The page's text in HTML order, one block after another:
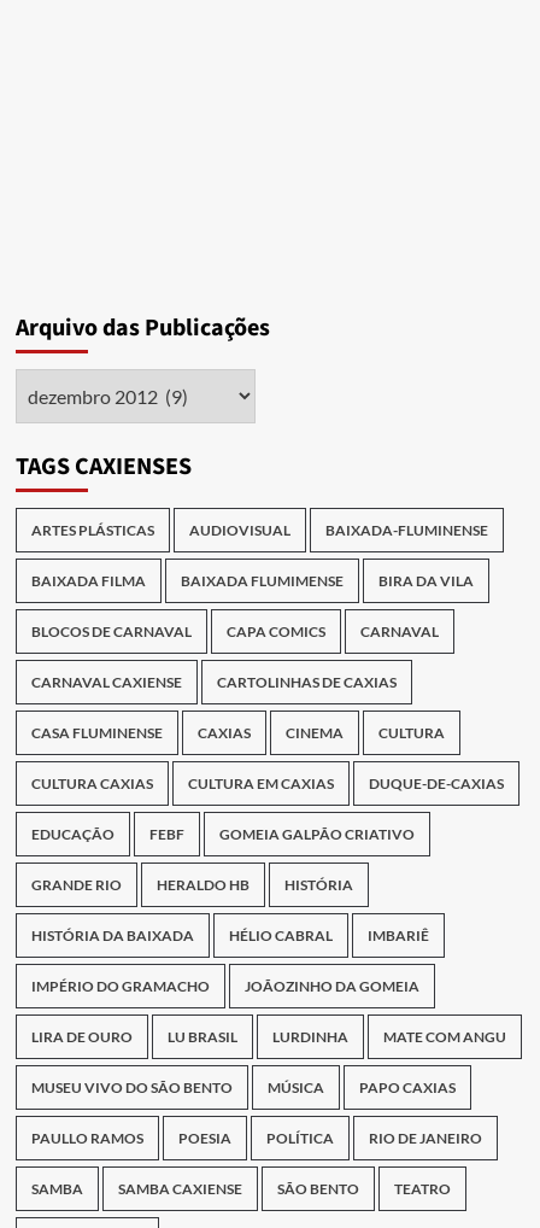
Arquivo das Publicações
TAGS CAXIENSES
ARTES PLÁSTICAS AUDIOVISUAL BAIXADA-FLUMINENSE
BAIXADA FILMA BAIXADA FLUMIMENSE BIRA DA VILA
BLOCOS DE CARNAVAL CAPA COMICS CARNAVAL
CARNAVAL CAXIENSE CARTOLINHAS DE CAXIAS
CASA FLUMINENSE CAXIAS CINEMA CULTURA
CULTURA CAXIAS CULTURA EM CAXIAS DUQUE-DE-CAXIAS
EDUCAÇÃO FEBF GOMEIA GALPÃO CRIATIVO
GRANDE RIO HERALDO HB HISTÓRIA
HISTÓRIA DA BAIXADA HÉLIO CABRAL IMBARIÊ
IMPÉRIO DO GRAMACHO JOÃOZINHO DA GOMEIA
LIRA DE OURO LU BRASIL LURDINHA MATE COM ANGU
MUSEU VIVO DO SÃO BENTO MÚSICA PAPO CAXIAS
PAULLO RAMOS POESIA POLÍTICA RIO DE JANEIRO
SAMBA SAMBA CAXIENSE SÃO BENTO TEATRO